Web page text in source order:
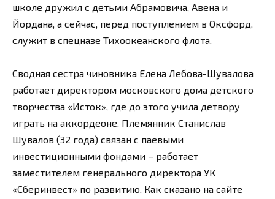
школе дружил с детьми Абрамовича, Авена и
Йордана, а сейчас, перед поступлением в Оксфорд,
служит в спецназе Тихоокеанского флота.
Сводная сестра чиновника Елена Лебова-Шувалова
работает директором московского дома детского
творчества «Исток», где до этого учила детвору
играть на аккордеоне. Племянник Станислав
Шувалов (32 года) связан с паевыми
инвестиционными фондами – работает
заместителем генерального директора УК
«Сберинвест» по развитию. Как сказано на сайте